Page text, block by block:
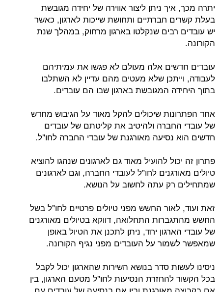
יתרה מכך, איך ניתן ליצור אווירה של יחידה מגובשת
בעלת קשרים חברתיים ותחושת שייכות לארגון, כאשר
יש עובדים רבים שנקלטו בארגון מרחוק, במהלך שנת
הקורונה.
עובדים חדשים אלה מעולם לא פגשו את עמיתיהם
לעבודה, וייתכן שלא מעטים מהם עדיין לא השתלבו
בתוך היחידה המגובשת בארגון שבו הם עובדים.
אחד הפתרונות שיכולים להקל מאוד על הגיבוש מחדש
של עובדי החברה ולהיטיב את קליטתם של עובדים
חדשים הוא נסיעה מאורגנת של עובדי החברה לחו"ל.
פתרון זה יכול להועיל מאוד גם לארגונים שנהגו להוציא
טיולים מאורגנים לחו"ל לעובדי החברה, וגם לארגונים
שמתחילים רק עתה לחשוב על הנושא.
זאת ועוד, לאור החשש מפני טיולים פרטיים לחו"ל בשל
החשש מהתגברות התחלואה, דווקא בטיולים מאורגנים
של עובדי הארגון יחד, ניתן לתכנן את הטיול באופן
שמאפשר לשמור על העובדים מפני נגיף הקורונה.
ניסינו לעשות סדר בנושא השירות שהארגון יכול לקבל
בכל הקשור להחזרת הנסיעות לחו"ל מטעם הארגון, בין